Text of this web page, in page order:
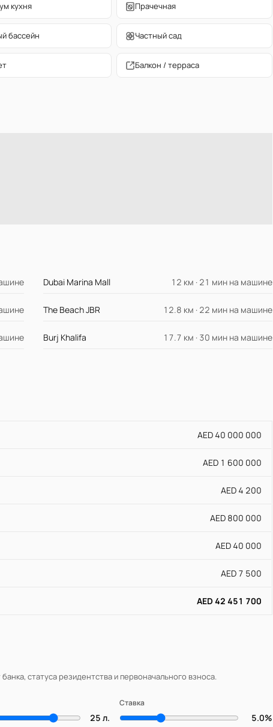
кухня Прачечная
бассейн Частный сад
Балкон / терраса
Dubai Marina Mall 12 км · 21 мин на машине
The Beach JBR 12.8 км · 22 мин на машине
Burj Khalifa 17.7 км · 30 мин на машине
AED 40 000 000
AED 1 600 000
AED 4 200
AED 800 000
AED 40 000
AED 7 500
AED 42 451 700
статуса резидентства и первоначального взноса.
25 л.
Ставка
5.0%